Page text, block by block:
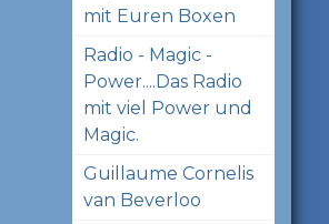
mit Euren Boxen
Radio - Magic -
Power....Das Radio
mit viel Power und
Magic.
Guillaume Cornelis
van Beverloo